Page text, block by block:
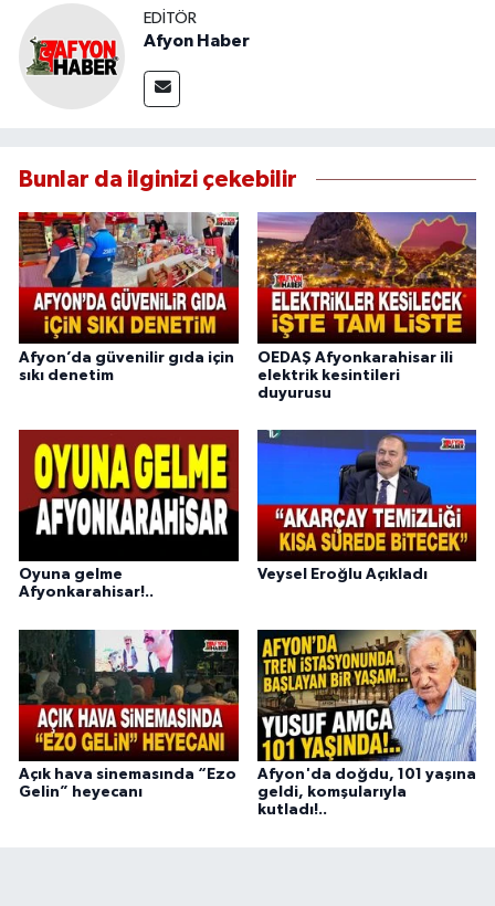
EDITÖR
Afyon Haber
Bunlar da ilginizi çekebilir
Afyon’da güvenilir gıda için
sıkı denetim
OEDAŞ Afyonkarahisar ili
elektrik kesintileri
duyurusu
Oyuna gelme
Afyonkarahisar!..
Veysel Eroğlu Açıkladı
Açık hava sinemasında “Ezo
Gelin” heyecanı
Afyon'da doğdu, 101 yaşına
geldi, komşularıyla
kutladı!..